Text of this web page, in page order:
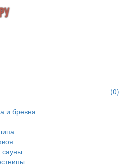
и бревна
сауны
(0)